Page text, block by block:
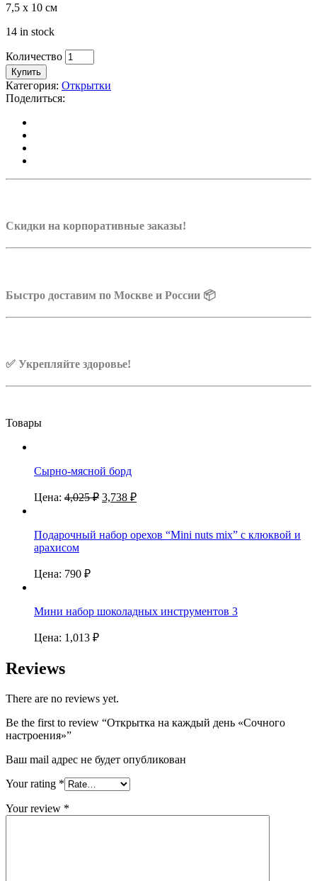
7,5 х 10 см
14 in stock
Количество
Купить
Категория: Открытки
Поделиться:
Скидки на корпоративные заказы!
Быстро доставим по Москве и России 📦
✅ Укрепляйте здоровье!
Товары
Сырно-мясной борд
Цена: 4,025₽ 3,738 ₽
Подарочный набор орехов “Mini nuts mix” с клюквой и
арахисом
Цена: 790 ₽
Мини набор шоколадных инструментов 3
Цена: 1,013 ₽
Reviews
There are no reviews yet.
Be the first to review “Открытка на каждый день «Сочного
настроения»”
Ваш mail адрес не будет опубликован
Your rating *
Your review *